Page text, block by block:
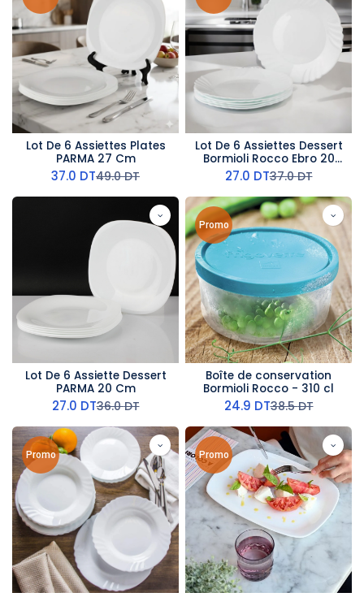
Lot De 6 Assiettes Plates
PARMA 27 Cm
37.0 DT49.0DT
Lot De 6 Assiettes Dessert
Bormioli Rocco Ebro 20
Cm
27.0 DT37.0DT
Lot De 6 Assiette Dessert
PARMA 20 Cm
27.0 DT36.0DT
Promo
Boîte de conservation
Bormioli Rocco - 310 cl
24.9 DT38.5DT
Promo Promo